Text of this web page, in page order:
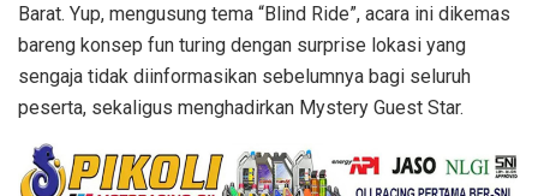
Barat. Yup, mengusung tema “Blind Ride”, acara ini dikemas
bareng konsep fun turing dengan surprise lokasi yang
sengaja tidak diinformasikan sebelumnya bagi seluruh
peserta, sekaligus menghadirkan Mystery Guest Star.